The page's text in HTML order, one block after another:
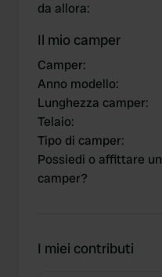
da allora:
Il mio camper
Camper:
Anno modello:
Lunghezza camper:
Telaio:
Tipo di camper:
Possiedi o affittare un
camper?
I miei contributi